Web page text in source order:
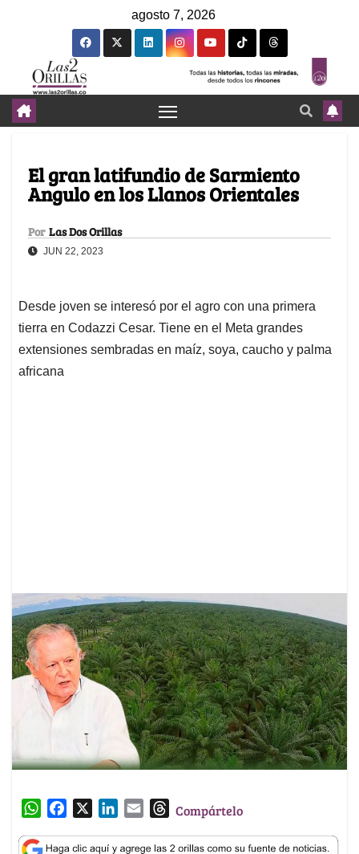
agosto 7, 2026
El gran latifundio de Sarmiento
Angulo en los Llanos Orientales
Por Las Dos Orillas
JUN 22, 2023
Desde joven se interesó por el agro con una primera
tierra en Codazzi Cesar. Tiene en el Meta grandes
extensiones sembradas en maíz, soya, caucho y palma
africana
W
a
c
n
a
T
r
Compártelo